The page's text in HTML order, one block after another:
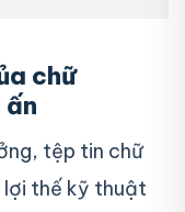
chữ
tệp tin chữ
lợi thế kỹ thuật